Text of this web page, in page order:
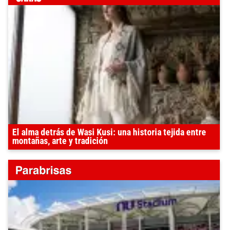
El alma detrás de Wasi Kusi: una historia tejida entre
montañas, arte y tradición